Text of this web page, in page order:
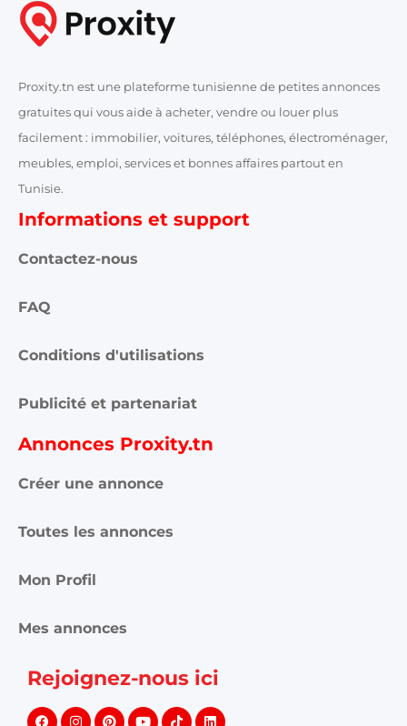
Proxity.tn est une plateforme tunisienne de petites annonces
gratuites qui vous aide à acheter, vendre ou louer plus
facilement : immobilier, voitures, téléphones, électroménager,
meubles, emploi, services et bonnes affaires partout en
Tunisie.
Informations et support
Contactez-nous
FAQ
Conditions d'utilisations
Publicité et partenariat
Annonces Proxity.tn
Créer une annonce
Toutes les annonces
Mon Profil
Mes annonces
Rejoignez-nous ici